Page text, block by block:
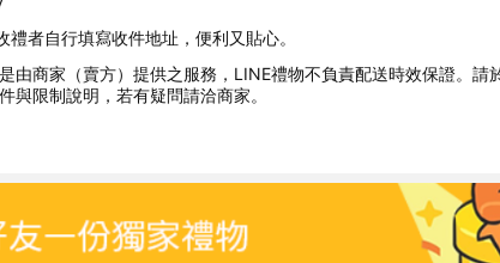
禮者自行填寫收件地址，便利又貼心。
是由商家（賣方）提供之服務，LINE禮物不負責配送時效保證。請
與限制說明，若有疑問請洽商家。